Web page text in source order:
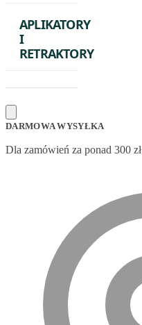
APLIKATORY
I
RETRAKTORY
DARMOWA WYSYŁKA
Dla zamówień za ponad 300 zł